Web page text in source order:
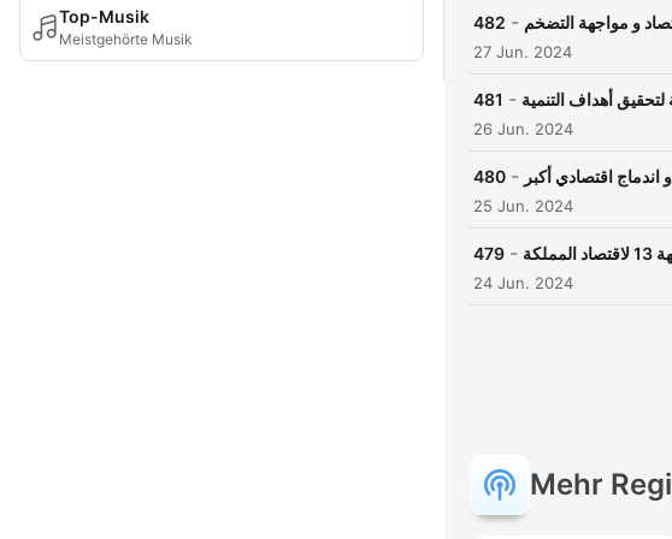
Top-Musik
Meistgehörte Musik
482 - و مواجهة التضخم
27 Jun. 2024
481 - لتحقيق أهداف التنمية
26 Jun. 2024
480 - اقتصادي أكبر
25 Jun. 2024
479 -
24 Jun. 2024
Mehr